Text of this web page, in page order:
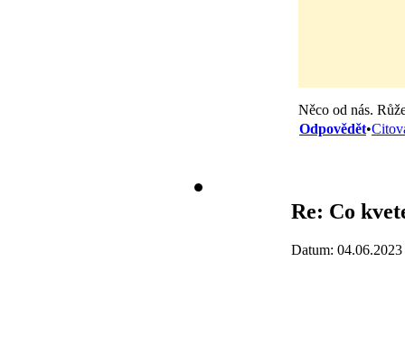
Něco od nás.
Odpovědět•
Re: Co
Datum: